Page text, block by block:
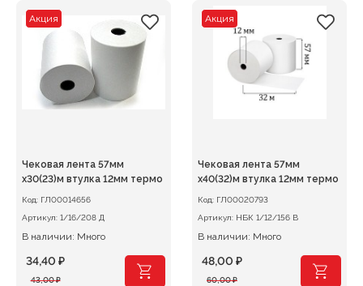
7,40 ₽.
32,00 ₽.
Акция
Чековая лента 57мм
х30(23)м втулка 12мм термо
Код: ГЛ00014656
Артикул:
1/16/208 Д
В наличии: Много
43,00₽
Первоначальная
34,40 ₽
Текущая
Акция
Чековая лента 57мм
х40(32)м втулка 12мм термо
Код: ГЛ00020793
Артикул:
НБК 1/12/156 В
В наличии: Много
60,00₽
Первоначальная
48,00 ₽
Текущая